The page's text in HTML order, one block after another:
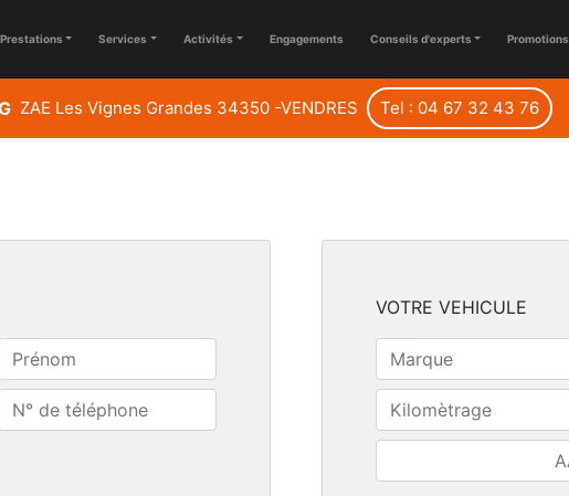
Prestations Services Activités Engagements Conseils d'experts Promotions
ZAE Les Vignes Grandes 34350 -VENDRES Tel : 04 67 32 43 76
VOTRE VEHICULE